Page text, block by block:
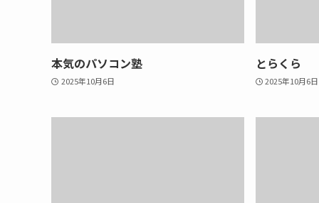
本気のパソコン塾
2025年10月6日
とらくら
2025年10月6日